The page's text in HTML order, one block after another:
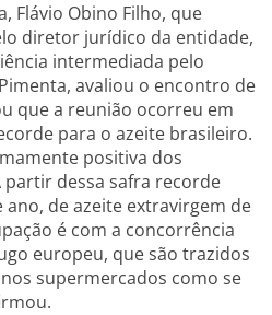
Flávio Obino Filho, que
diretor jurídico da entidade,
intermediada pelo
avaliou o encontro de
que a reunião ocorreu em
para o azeite brasileiro.
positiva dos
dessa safra recorde
de azeite extravirgem de
é com a concorrência
europeu, que são trazidos
supermercados como se